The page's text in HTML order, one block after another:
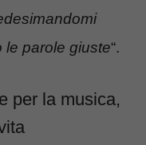
le parole giuste“.
per la musica,